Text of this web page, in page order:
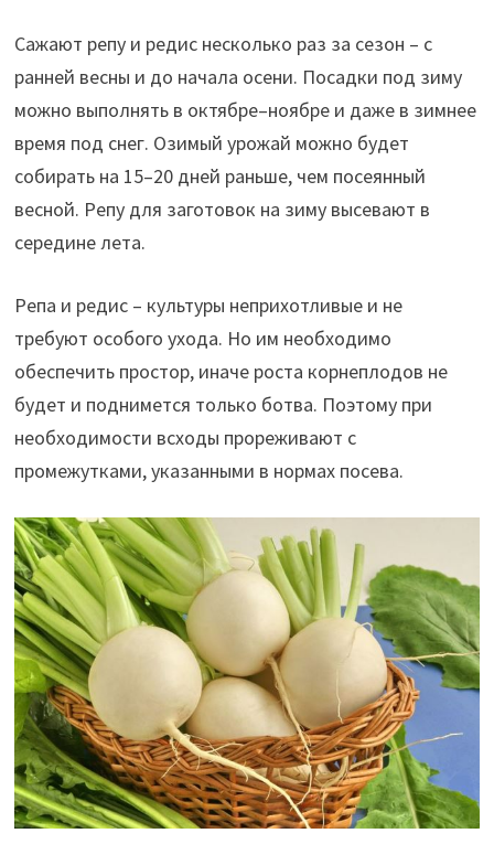
Сажают репу и редис несколько раз за сезон – с
ранней весны и до начала осени. Посадки под зиму
можно выполнять в октябре–ноябре и даже в зимнее
время под снег. Озимый урожай можно будет
собирать на 15–20 дней раньше, чем посеянный
весной. Репу для заготовок на зиму высевают в
середине лета.
Репа и редис – культуры неприхотливые и не
требуют особого ухода. Но им необходимо
обеспечить простор, иначе роста корнеплодов не
будет и поднимется только ботва. Поэтому при
необходимости всходы прореживают с
промежутками, указанными в нормах посева.